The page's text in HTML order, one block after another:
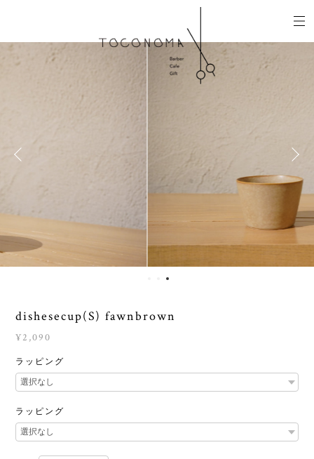
dishesecup(S) fawnbrown
¥2,090
ラッピング
ラッピング